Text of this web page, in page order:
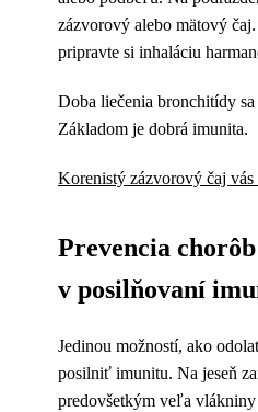
zázvorový alebo mätový
pripravte si inhaláciu
Doba liečenia bronchitídy
Základom je dobrá imunita.
Korenistý zázvorový čaj
Prevencia
v posilňovaní
Jedinou možností, ako
posilniť imunitu. Na jeseň
predovšetkým veľa